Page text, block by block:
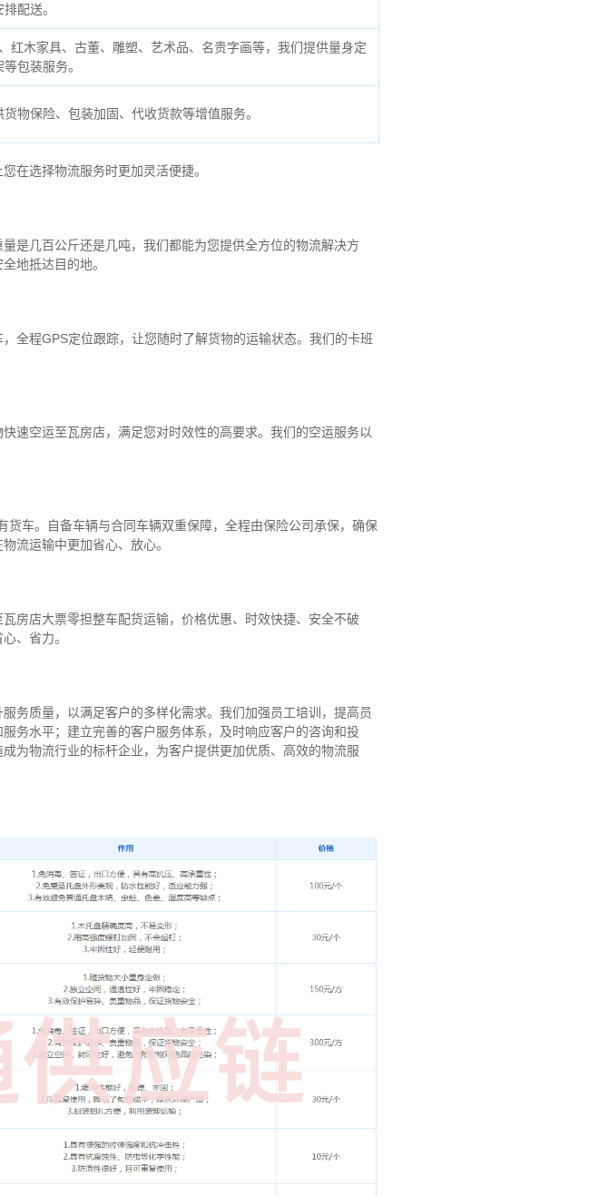
配送。
红木家具、古董、雕塑、艺术品、名贵字画等，我们提供量身定
包装服务。
物保险、包装加固、代收货款等增值服务。
在选择物流服务时更加灵活便捷。
是几百公斤还是几吨，我们都能为您提供全方位的物流解决方
地抵达目的地。
全程GPS定位跟踪，让您随时了解货物的运输状态。我们的卡班
速空运至瓦房店，满足您对时效性的高要求。我们的空运服务以
车。自备车辆与合同车辆双重保障，全程由保险公司承保，确保
流运输中更加省心、放心。
房店大票零担整车配货运输，价格优惠、时效快捷、安全不破
、省力。
务质量，以满足客户的多样化需求。我们加强员工培训，提高员
务水平；建立完善的客户服务体系，及时响应客户的咨询和投
为物流行业的标杆企业，为客户提供更加优质、高效的物流服